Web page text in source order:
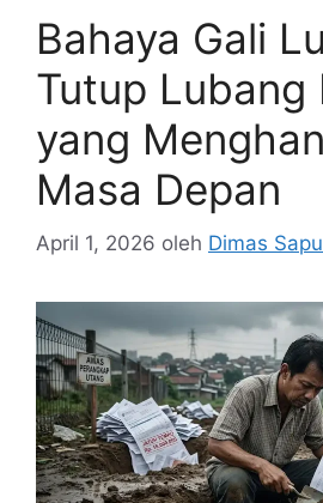
Bahaya Gali
Tutup Lubang
yang
Masa Depan
April 1, 2026 oleh Dimas